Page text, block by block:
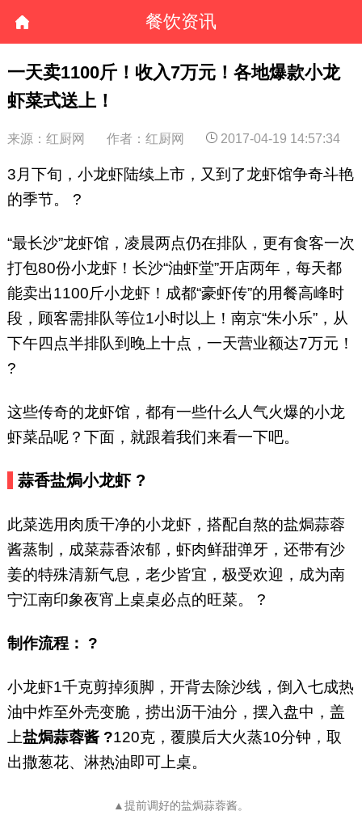
餐饮资讯
一天卖1100斤！收入7万元！各地爆款小龙
虾菜式送上！
来源：红厨网 作者：红厨网 2017-04-19 14:57:34
3月下旬，小龙虾陆续上市，又到了龙虾馆争奇斗艳
的季节。 ?
“最长沙”龙虾馆，凌晨两点仍在排队，更有食客一次
打包80份小龙虾！长沙“油虾堂”开店两年，每天都
能卖出1100斤小龙虾！成都“豪虾传”的用餐高峰时
段，顾客需排队等位1小时以上！南京“朱小乐”，从
下午四点半排队到晚上十点，一天营业额达7万元！
?
这些传奇的龙虾馆，都有一些什么人气火爆的小龙
虾菜品呢？下面，就跟着我们来看一下吧。
蒜香盐焗小龙虾 ?
此菜选用肉质干净的小龙虾，搭配自熬的盐焗蒜蓉
酱蒸制，成菜蒜香浓郁，虾肉鲜甜弹牙，还带有沙
姜的特殊清新气息，老少皆宜，极受欢迎，成为南
宁江南印象夜宵上桌桌必点的旺菜。 ?
制作流程： ?
小龙虾1千克剪掉须脚，开背去除沙线，倒入七成热
油中炸至外壳变脆，捞出沥干油分，摆入盘中，盖
上盐焗蒜蓉酱 ?120克，覆膜后大火蒸10分钟，取
出撒葱花、淋热油即可上桌。
▲提前调好的盐焗蒜蓉酱。